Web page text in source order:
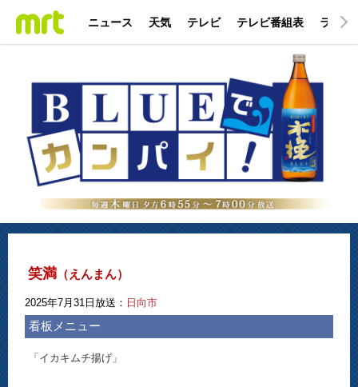
ニュース 天気 テレビ テレビ番組表 ラジオ
笑満 （えんまん）
2025年7月31日放送： 日向市
看板メニュー
「イカキムチ揚げ」